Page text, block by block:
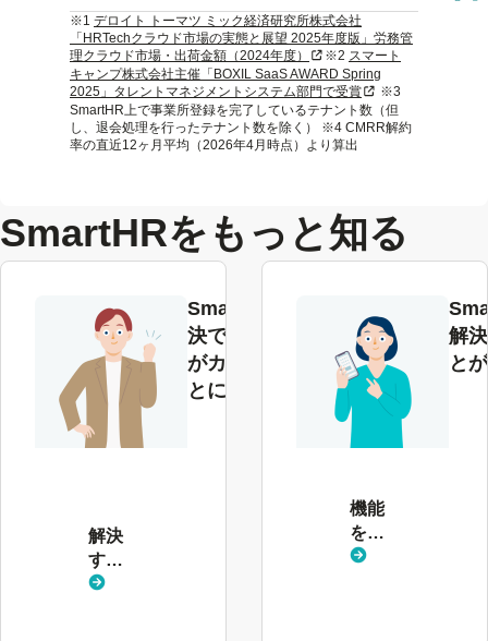
※1 デロイト トーマツ ミック経済研究所株式会社
「HRTechクラウド市場の実態と展望 2025年度版」労務管
理クラウド市場・出荷金額（2024年度）
新規タブまたはウィンドウで
※2 スマート
キャンプ株式会社主催「BOXIL SaaS AWARD Spring
2025」タレントマネジメントシステム部門で受賞新規タブまたはウィ
※3
SmartHR上で事業所登録を完了しているテナント数（但
し、退会処理を行ったテナント数を除く） ※4 CMRR解約
率の直近12ヶ月平均（2026年4月時点）より算出
SmartHRをもっと知る
SmartHRで解
決できる課題
がカテゴリご
とにわかる
解決
する
課題
解
と
機能
を見
る